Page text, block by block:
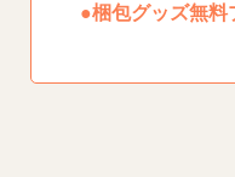
●梱包グッズ無料